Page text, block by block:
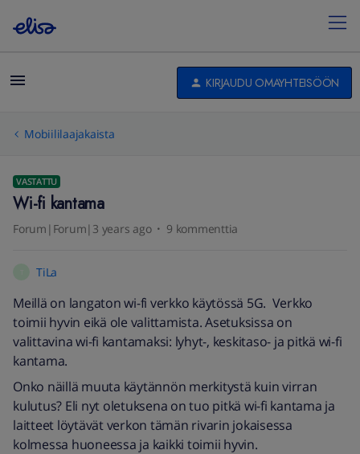
KIRJAUDU OMAYHTEISÖÖN
Mobiililaajakaista
VASTATTU
Wi-fi kantama
Forum|Forum|3 years ago 9 kommenttia
TiLa
Meillä on langaton wi-fi verkko käytössä 5G. Verkko
toimii hyvin eikä ole valittamista. Asetuksissa on
valittavina wi-fi kantamaksi: lyhyt-, keskitaso- ja pitkä wi-fi
kantama.
Onko näillä muuta käytännön merkitystä kuin virran
kulutus? Eli nyt oletuksena on tuo pitkä wi-fi kantama ja
laitteet löytävät verkon tämän rivarin jokaisessa
kolmessa huoneessa ja kaikki toimii hyvin.